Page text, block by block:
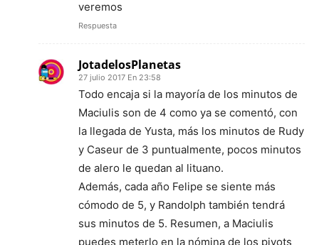
veremos
Respuesta
JotadelosPlanetas
27 julio 2017 En 23:58
Todo encaja si la mayoría de los minutos de
Maciulis son de 4 como ya se comentó, con
la llegada de Yusta, más los minutos de Rudy
y Caseur de 3 puntualmente, pocos minutos
de alero le quedan al lituano.
Además, cada año Felipe se siente más
cómodo de 5, y Randolph también tendrá
sus minutos de 5. Resumen, a Maciulis
puedes meterlo en la nómina de los pivots